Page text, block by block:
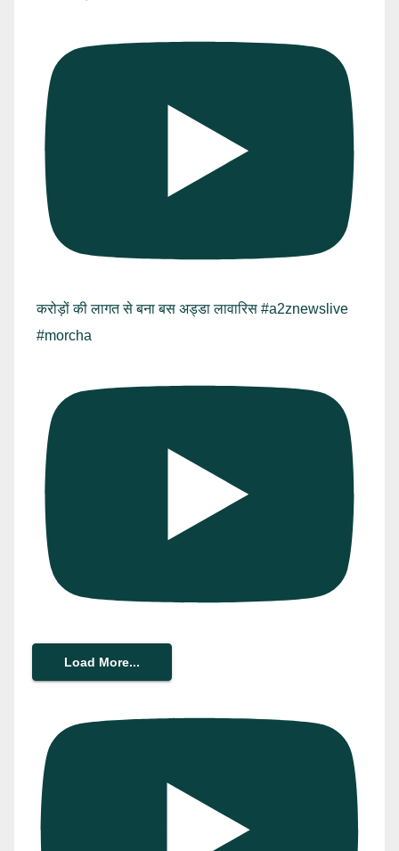
करोड़ों की लागत से बना बस अड्डा लावारिस #a2znewslive
#morcha
Load More...